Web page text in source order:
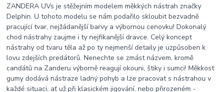
ZANDERA UVs je stěžejním modelem měkkých nástrah značky
Delphin. U tohoto modelu se nám podařilo skloubit bezvadně
pracující tvar, nejžádanější barvy a výbornou cenovku! Dokonalý
chod nástrahy zaujme i ty nejfikanější dravce. Celý koncept
nástrahy od tvaru těla až po ty nejmenší detaily je uzpůsoben k
lovu zdejších predátorů. Nenechte se zmást názvem, kromě
candátů na Zanderu výborně reagují okouni, štiky i sumci! Měkkost
gumy dodává nástraze ladný pohyb a lze pracovat s nástrahou v
každé situaci, ať už při klasickém jigování, nebo přirozeném -